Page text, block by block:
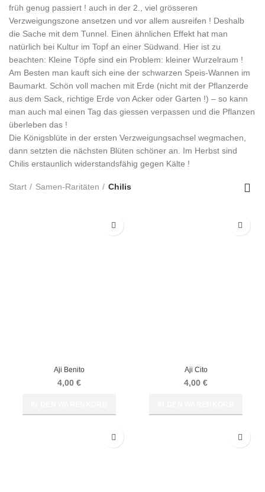
früh genug passiert ! auch in der 2., viel grösseren
Verzweigungszone ansetzen und vor allem ausreifen ! Deshalb
die Sache mit dem Tunnel. Einen ähnlichen Effekt hat man
natürlich bei Kultur im Topf an einer Südwand. Hier ist zu
beachten: Kleine Töpfe sind ein Problem: kleiner Wurzelraum !
Am Besten man kauft sich eine der schwarzen Speis-Wannen im
Baumarkt. Schön voll machen mit Erde (nicht mit der Pflanzerde
aus dem Sack, richtige Erde von Acker oder Garten !) – so kann
man auch mal einen Tag das giessen verpassen und die Pflanzen
überleben das !
Die Königsblüte in der ersten Verzweigungsachsel wegmachen,
dann setzten die nächsten Blüten schöner an. Im Herbst sind
Chilis erstaunlich widerstandsfähig gegen Kälte !
Start Samen-Raritäten Chilis
Aji Benito
4,00 €
Aji Cito
4,00 €